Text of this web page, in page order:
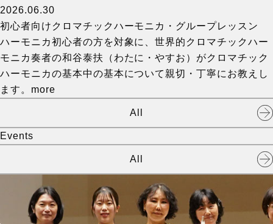
2026.06.30
初心者向けクロマチックハーモニカ・グループレッスン
ハーモニカ初心者の方を対象に、世界的クロマチックハー
モニカ奏者の和谷泰扶（わたに・やすお）がクロマチック
ハーモニカの基本中の基本について親切・丁寧にお教えし
ます。 more
All
Events
All